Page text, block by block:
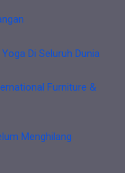
Di Seluruh Dunia
Furniture &
Menghilang